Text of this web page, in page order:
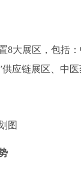
8大展区，包括
供应链展区、中
图